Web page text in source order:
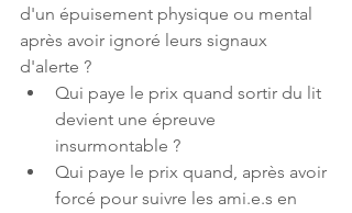
d'un épuisement physique ou mental
après avoir ignoré leurs signaux
d'alerte ?
Qui paye le prix quand sortir du lit
devient une épreuve
insurmontable ?
Qui paye le prix quand, après avoir
forcé pour suivre les ami.e.s en